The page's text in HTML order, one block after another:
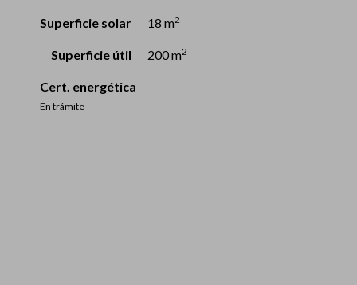
Superficie solar 18 m2
Superficie útil 200 m2
Cert. energética
En trámite